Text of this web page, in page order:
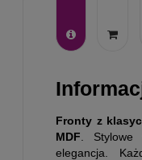
Fronty z
MDF . Stylowe
elegancja.